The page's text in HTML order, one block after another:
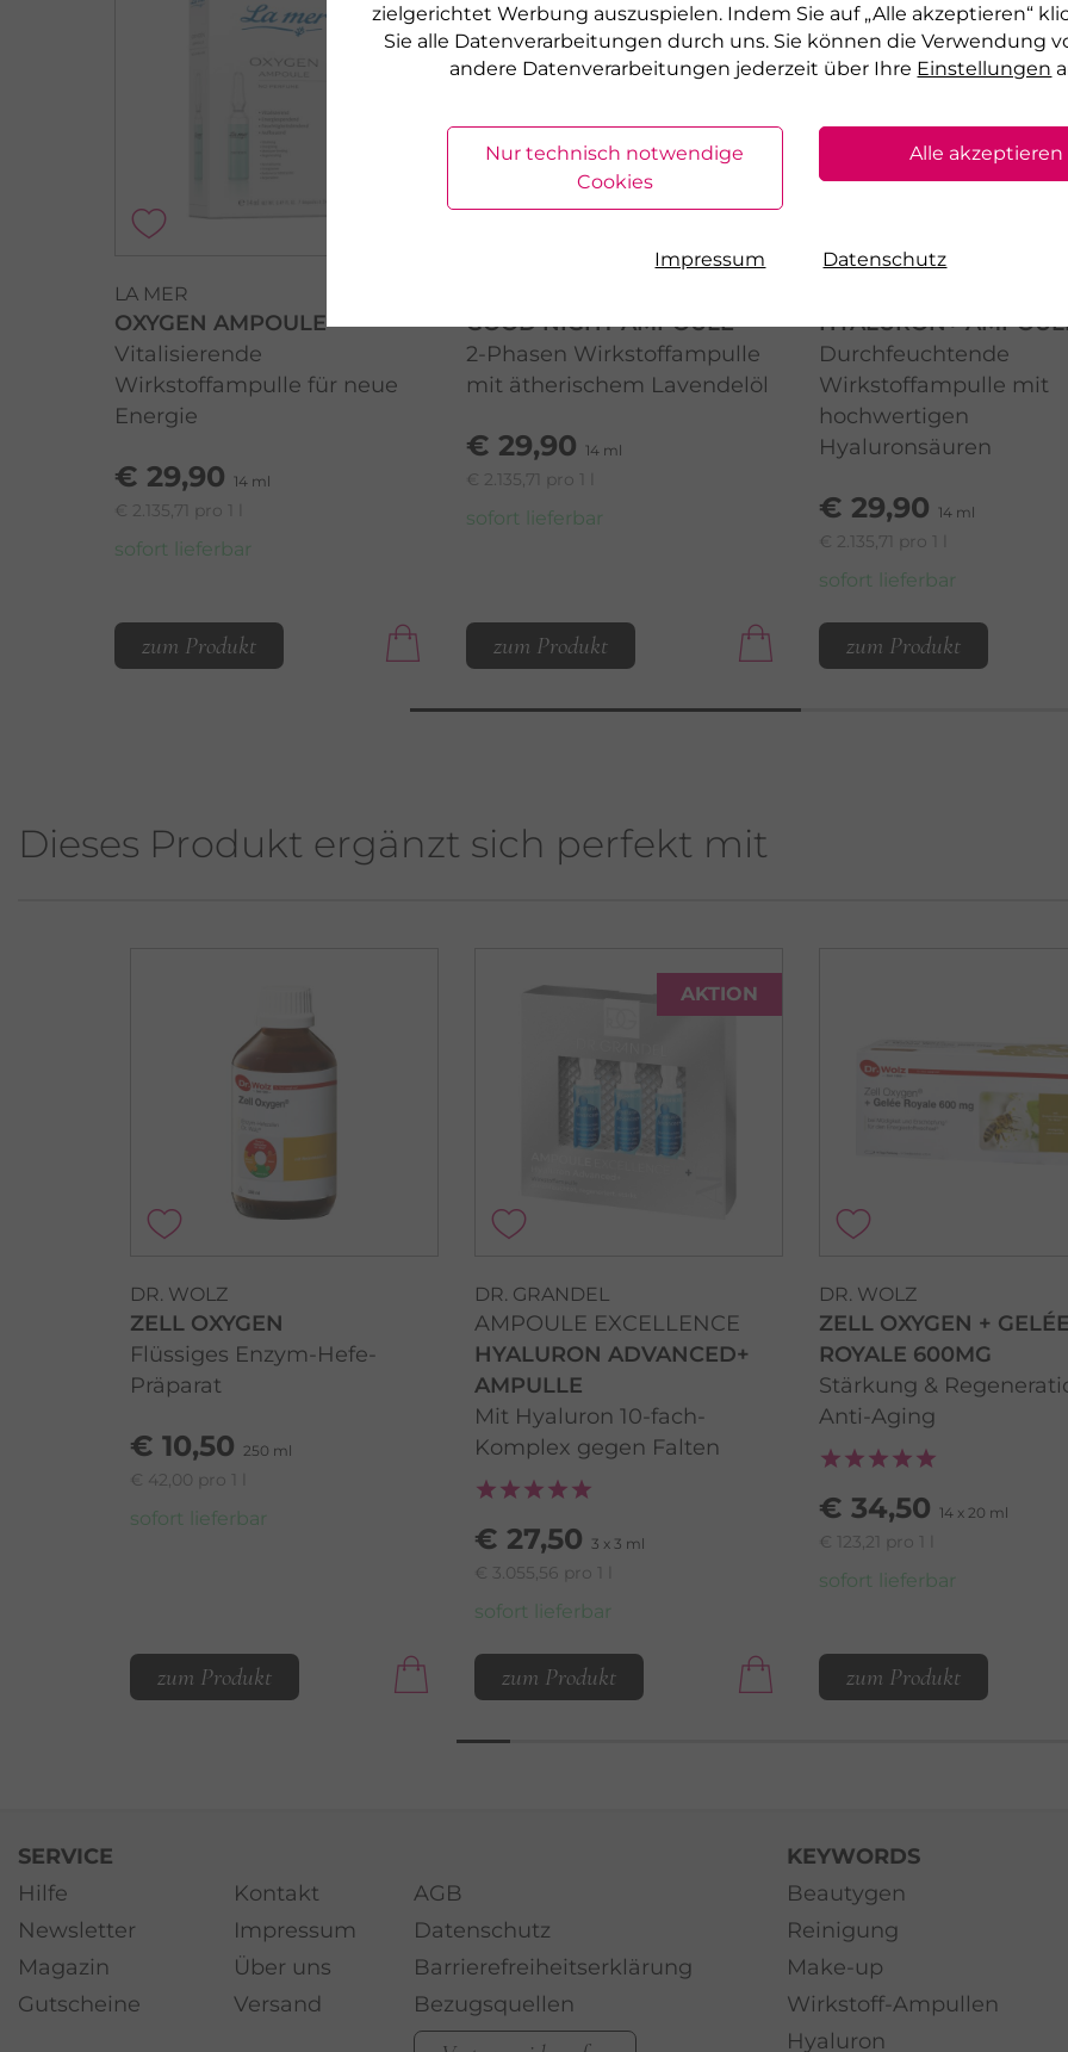
zielgerichtet Werbung auszuspielen. Indem Sie auf „Alle akzeptieren“
Sie alle Datenverarbeitungen durch uns. Sie können die Verwendung
andere Datenverarbeitungen jederzeit über Ihre Einstellungen
Nur technisch notwendige
Cookies
Alle akzeptieren
Impressum Datenschutz
LA MER
OXYGEN AMPOULE
Vitalisierende
Wirkstoffampulle für neue
Energie
€ 29,90 14 ml
€ 2.135,71 pro 1 l
sofort lieferbar
zum Produkt
GOOD NIGHT AMPOULE
2-Phasen Wirkstoffampulle
mit ätherischem Lavendelöl
€ 29,90 14 ml
€ 2.135,71 pro 1 l
sofort lieferbar
zum Produkt
HYALURON+
Durchfeuchtende
Wirkstoffampulle mit
hochwertigen
Hyaluronsäuren
€ 29,90 14 ml
€ 2.135,71 pro 1 l
sofort lieferbar
zum Produkt
Dieses Produkt ergänzt sich perfekt mit
DR. WOLZ
ZELL OXYGEN
Flüssiges Enzym-Hefe-
Präparat
€ 10,50 250 ml
€ 42,00 pro 1 l
sofort lieferbar
zum Produkt
AKTION
DR. GRANDEL
AMPOULE EXCELLENCE
HYALURON ADVANCED+
AMPULLE
Mit Hyaluron 10-fach-
Komplex gegen Falten
€ 27,50 3 x 3 ml
€ 3.055,56 pro 1 l
sofort lieferbar
zum Produkt
DR. WOLZ
ZELL OXYGEN + GELÉE
ROYALE 600MG
Stärkung &
Anti-Aging
€ 34,50 14 x 20 ml
€ 123,21 pro 1 l
sofort lieferbar
zum Produkt
SERVICE
Hilfe
Newsletter
Magazin
Gutscheine
Kontakt
Impressum
Über uns
Versand
AGB
Datenschutz
Barrierefreiheitserklärung
Bezugsquellen
KEYWORDS
Beautygen
Reinigung
Make-up
Wirkstoff-Ampullen
Hyaluron